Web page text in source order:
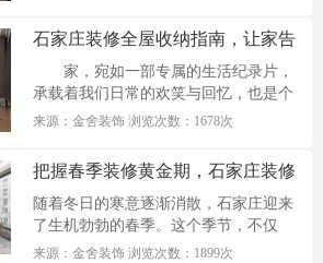
石家庄装修全屋收纳指南，让家告
别杂乱
家，宛如一部专属的生活纪录片，
承载着我们日常的欢笑与回忆，也是个
人品味的...
来源：金舍装饰 浏览次数：1678次
把握春季装修黄金期，石家庄装修
升级攻略
随着冬日的寒意逐渐消散，石家庄迎来
了生机勃勃的春季。这个季节，不仅
万...
来源：金舍装饰 浏览次数：1899次